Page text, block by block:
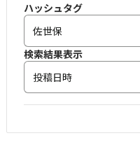
ハッシュタグ
検索結果表示
投稿日時